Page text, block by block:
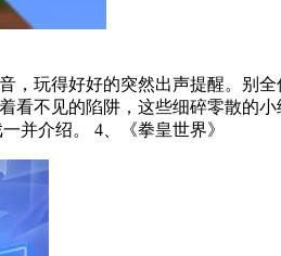
玩得好好的突然出声提醒。别
看不见的陷阱，这些细碎零散的
小时候玩游戏的模样。 浏览了平台里各类相关内容，筛来筛去只找到三款超级玛丽小游戏，另外再挑几款类似的老款游戏一并介绍。 4、《拳皇世界》